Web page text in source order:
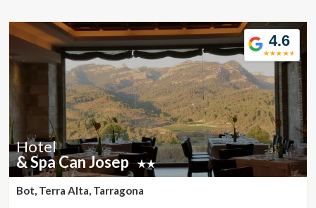
CA ES EN FR
4.6
Hotel
& Spa Can Josep
Bot, Terra Alta, Tarragona